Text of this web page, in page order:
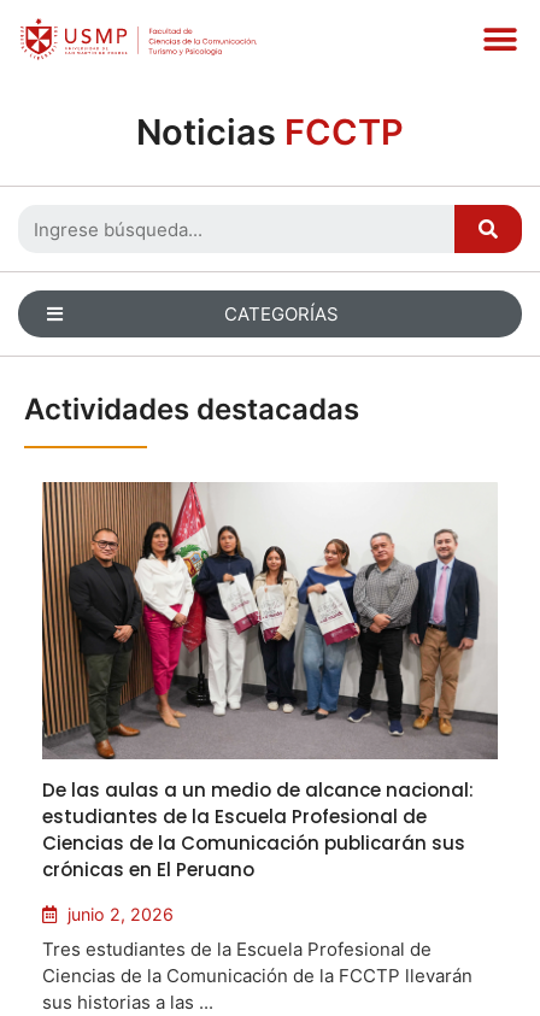
Noticias FCCTP
CATEGORÍAS
Actividades destacadas
De las aulas a un medio de alcance nacional:
estudiantes de la Escuela Profesional de
Ciencias de la Comunicación publicarán sus
crónicas en El Peruano
junio 2, 2026
Tres estudiantes de la Escuela Profesional de
Ciencias de la Comunicación de la FCCTP llevarán
sus historias a las ...